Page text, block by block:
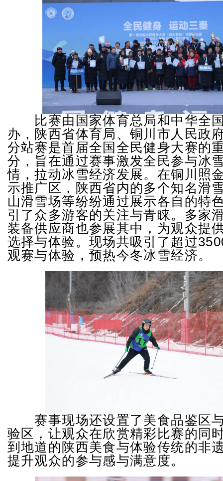
比赛由国家体育总局和中华全
办，陕西省体育局、铜川市人民政
分站赛是首届全国全民健身大赛的
分，旨在通过赛事激发全民参与冰
情，拉动冰雪经济发展。在铜川照
示推广区，陕西省内的多个知名滑
山滑雪场等纷纷通过展示各自的特
引了众多游客的关注与青睐。多家
装备供应商也参展其中，为观众提
选择与体验。现场共吸引了超过
观赛与体验，预热今冬冰雪经济。
赛事现场还设置了美食品鉴区
验区，让观众在欣赏精彩比赛的同
到地道的陕西美食与体验传统的非
提升观众的参与感与满意度。